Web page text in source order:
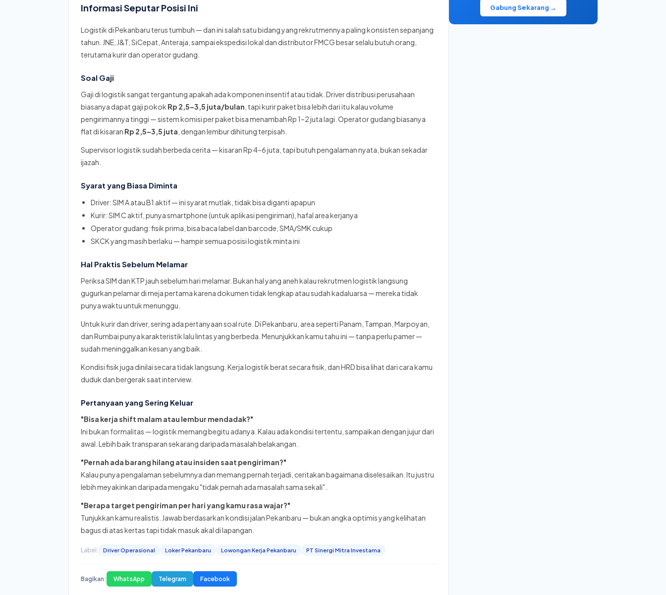
Informasi Seputar Posisi Ini
Logistik di Pekanbaru terus tumbuh — dan ini salah satu bidang yang rekrutmennya paling konsisten sepanjang
tahun. JNE, J&T, SiCepat, Anteraja, sampai ekspedisi lokal dan distributor FMCG besar selalu butuh orang,
terutama kurir dan operator gudang.
Soal Gaji
Gaji di logistik sangat tergantung apakah ada komponen insentif atau tidak. Driver distribusi perusahaan
biasanya dapat gaji pokok Rp 2,5–3,5 juta/bulan , tapi kurir paket bisa lebih dari itu kalau volume
pengirimannya tinggi — sistem komisi per paket bisa menambah Rp 1–2 juta lagi. Operator gudang biasanya
flat di kisaran Rp 2,5–3,5 juta , dengan lembur dihitung terpisah.
Supervisor logistik sudah berbeda cerita — kisaran Rp 4–6 juta, tapi butuh pengalaman nyata, bukan sekadar
ijazah.
Syarat yang Biasa Diminta
Driver: SIM A atau B1 aktif — ini syarat mutlak, tidak bisa diganti apapun
Kurir: SIM C aktif, punya smartphone (untuk aplikasi pengiriman), hafal area kerjanya
Operator gudang: fisik prima, bisa baca label dan barcode, SMA/SMK cukup
SKCK yang masih berlaku — hampir semua posisi logistik minta ini
Hal Praktis Sebelum Melamar
Periksa SIM dan KTP jauh sebelum hari melamar. Bukan hal yang aneh kalau rekrutmen logistik langsung
gugurkan pelamar di meja pertama karena dokumen tidak lengkap atau sudah kadaluarsa — mereka tidak
punya waktu untuk menunggu.
Untuk kurir dan driver, sering ada pertanyaan soal rute. Di Pekanbaru, area seperti Panam, Tampan, Marpoyan,
dan Rumbai punya karakteristik lalu lintas yang berbeda. Menunjukkan kamu tahu ini — tanpa perlu pamer —
sudah meninggalkan kesan yang baik.
Kondisi fisik juga dinilai secara tidak langsung. Kerja logistik berat secara fisik, dan HRD bisa lihat dari cara kamu
duduk dan bergerak saat interview.
Pertanyaan yang Sering Keluar
"Bisa kerja shift malam atau lembur mendadak?"
Ini bukan formalitas — logistik memang begitu adanya. Kalau ada kondisi tertentu, sampaikan dengan jujur dari
awal. Lebih baik transparan sekarang daripada masalah belakangan.
"Pernah ada barang hilang atau insiden saat pengiriman?"
Kalau punya pengalaman sebelumnya dan memang pernah terjadi, ceritakan bagaimana diselesaikan. Itu justru
lebih meyakinkan daripada mengaku "tidak pernah ada masalah sama sekali".
"Berapa target pengiriman per hari yang kamu rasa wajar?"
Tunjukkan kamu realistis. Jawab berdasarkan kondisi jalan Pekanbaru — bukan angka optimis yang kelihatan
bagus di atas kertas tapi tidak masuk akal di lapangan.
Label: Driver Operasional Loker Pekanbaru Lowongan Kerja Pekanbaru PT Sinergi Mitra Investama
Bagikan: WhatsApp Telegram Facebook
Gabung Sekarang →